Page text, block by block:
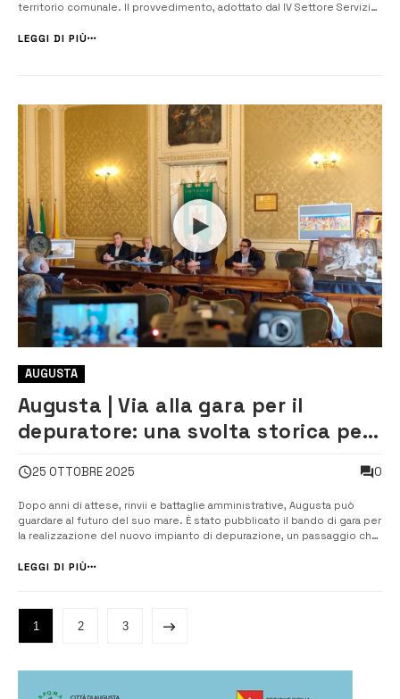
territorio comunale. Il provvedimento, adottato dal IV Settore Servizi
salvo conclusione anticipata della pianificazione in corso. La
LEGGI DI PIÙ
AUGUSTA
Augusta | Via alla gara per il
depuratore: una svolta storica per
25 OTTOBRE 2025 0
Dopo anni di attese, rinvii e battaglie amministrative, Augusta può
guardare al futuro del suo mare. È stato pubblicato il bando di gara per
la realizzazione del nuovo impianto di depurazione, un passaggio che
L’annuncio è stato dato nel corso di una […]
LEGGI DI PIÙ
1 2 3